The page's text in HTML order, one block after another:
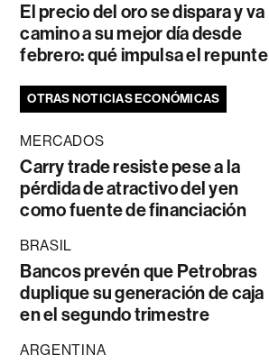
El precio del oro se dispara y va
camino a su mejor día desde
febrero: qué impulsa el repunte
OTRAS NOTICIAS ECONÓMICAS
MERCADOS
Carry trade resiste pese a la
pérdida de atractivo del yen
como fuente de financiación
BRASIL
Bancos prevén que Petrobras
duplique su generación de caja
en el segundo trimestre
ARGENTINA